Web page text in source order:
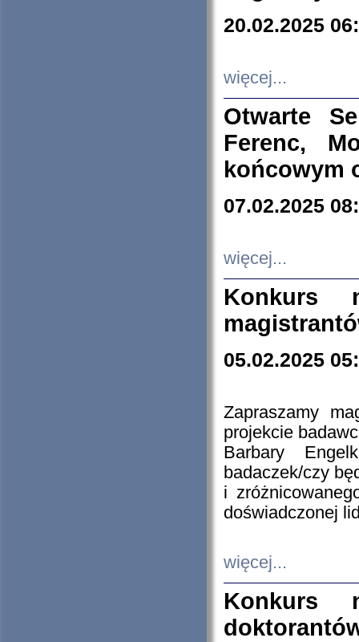
20.02.2025
więcej...
Otwarte
Ferenc,
końcowym
07.02.2025
więcej...
Konkurs
05.02.2025
Zapraszamy
projekcie
Barbary
badaczek/czy
i
doświadczonej
więcej...
Konkurs